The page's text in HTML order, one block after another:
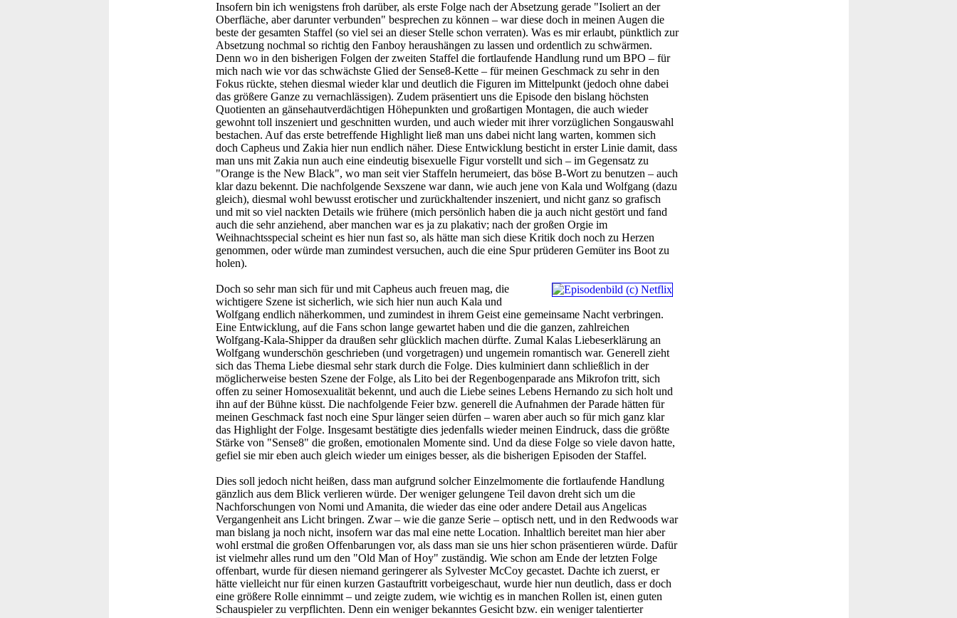
Insofern bin ich wenigstens froh darüber, als erste Folge nach der Absetzung gerade "Isoliert an der
Oberfläche, aber darunter verbunden" besprechen zu können – war diese doch in meinen Augen die
beste der gesamten Staffel (so viel sei an dieser Stelle schon verraten). Was es mir erlaubt, pünktlich zur
Absetzung nochmal so richtig den Fanboy heraushängen zu lassen und ordentlich zu schwärmen.
Denn wo in den bisherigen Folgen der zweiten Staffel die fortlaufende Handlung rund um BPO – für
mich nach wie vor das schwächste Glied der Sense8-Kette – für meinen Geschmack zu sehr in den
Fokus rückte, stehen diesmal wieder klar und deutlich die Figuren im Mittelpunkt (jedoch ohne dabei
das größere Ganze zu vernachlässigen). Zudem präsentiert uns die Episode den bislang höchsten
Quotienten an gänsehautverdächtigen Höhepunkten und großartigen Montagen, die auch wieder
gewohnt toll inszeniert und geschnitten wurden, und auch wieder mit ihrer vorzüglichen Songauswahl
bestachen. Auf das erste betreffende Highlight ließ man uns dabei nicht lang warten, kommen sich
doch Capheus und Zakia hier nun endlich näher. Diese Entwicklung besticht in erster Linie damit, dass
man uns mit Zakia nun auch eine eindeutig bisexuelle Figur vorstellt und sich – im Gegensatz zu
"Orange is the New Black", wo man seit vier Staffeln herumeiert, das böse B-Wort zu benutzen – auch
klar dazu bekennt. Die nachfolgende Sexszene war dann, wie auch jene von Kala und Wolfgang (dazu
gleich), diesmal wohl bewusst erotischer und zurückhaltender inszeniert, und nicht ganz so grafisch
und mit so viel nackten Details wie frühere (mich persönlich haben die ja auch nicht gestört und fand
auch die sehr anziehend, aber manchen war es ja zu plakativ; nach der großen Orgie im
Weihnachtsspecial scheint es hier nun fast so, als hätte man sich diese Kritik doch noch zu Herzen
genommen, oder würde man zumindest versuchen, auch die eine Spur prüderen Gemüter ins Boot zu
holen).
Doch so sehr man sich für und mit Capheus auch freuen mag, die
wichtigere Szene ist sicherlich, wie sich hier nun auch Kala und
Wolfgang endlich näherkommen, und zumindest in ihrem Geist eine gemeinsame Nacht verbringen.
Eine Entwicklung, auf die Fans schon lange gewartet haben und die die ganzen, zahlreichen
Wolfgang-Kala-Shipper da draußen sehr glücklich machen dürfte. Zumal Kalas Liebeserklärung an
Wolfgang wunderschön geschrieben (und vorgetragen) und ungemein romantisch war. Generell zieht
sich das Thema Liebe diesmal sehr stark durch die Folge. Dies kulminiert dann schließlich in der
möglicherweise besten Szene der Folge, als Lito bei der Regenbogenparade ans Mikrofon tritt, sich
offen zu seiner Homosexualität bekennt, und auch die Liebe seines Lebens Hernando zu sich holt und
ihn auf der Bühne küsst. Die nachfolgende Feier bzw. generell die Aufnahmen der Parade hätten für
meinen Geschmack fast noch eine Spur länger seien dürfen – waren aber auch so für mich ganz klar
das Highlight der Folge. Insgesamt bestätigte dies jedenfalls wieder meinen Eindruck, dass die größte
Stärke von "Sense8" die großen, emotionalen Momente sind. Und da diese Folge so viele davon hatte,
gefiel sie mir eben auch gleich wieder um einiges besser, als die bisherigen Episoden der Staffel.
Dies soll jedoch nicht heißen, dass man aufgrund solcher Einzelmomente die fortlaufende Handlung
gänzlich aus dem Blick verlieren würde. Der weniger gelungene Teil davon dreht sich um die
Nachforschungen von Nomi und Amanita, die wieder das eine oder andere Detail aus Angelicas
Vergangenheit ans Licht bringen. Zwar – wie die ganze Serie – optisch nett, und in den Redwoods war
man bislang ja noch nicht, insofern war das mal eine nette Location. Inhaltlich bereitet man hier aber
wohl erstmal die großen Offenbarungen vor, als dass man sie uns hier schon präsentieren würde. Dafür
ist vielmehr alles rund um den "Old Man of Hoy" zuständig. Wie schon am Ende der letzten Folge
offenbart, wurde für diesen niemand geringerer als Sylvester McCoy gecastet. Dachte ich zuerst, er
hätte vielleicht nur für einen kurzen Gastauftritt vorbeigeschaut, wurde hier nun deutlich, dass er doch
eine größere Rolle einnimmt – und zeigte zudem, wie wichtig es in manchen Rollen ist, einen guten
Schauspieler zu verpflichten. Denn ein weniger bekanntes Gesicht bzw. ein weniger talentierter